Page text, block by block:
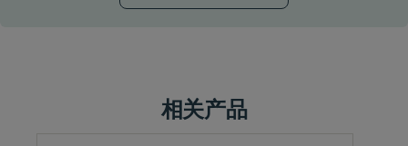
相关产品